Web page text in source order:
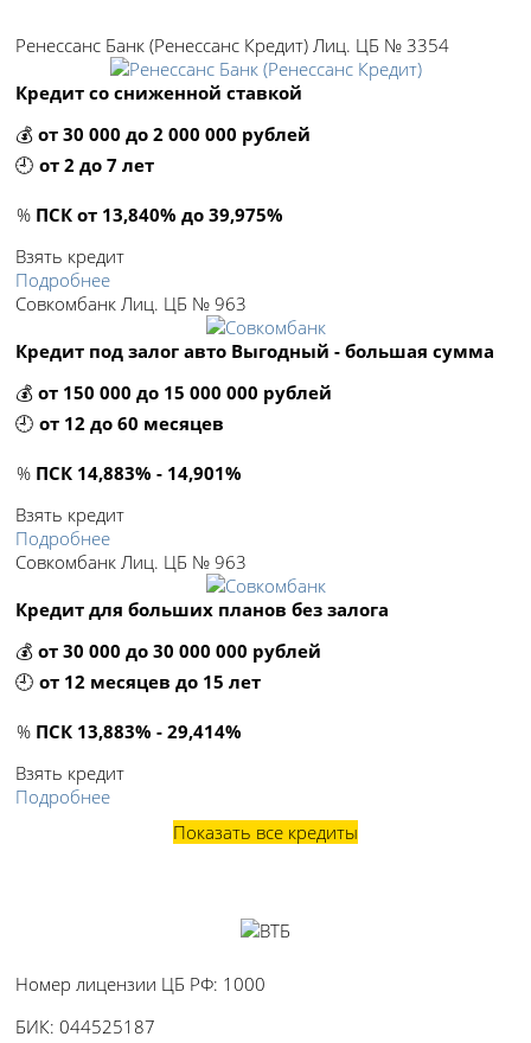
Ренессанс Банк (Ренессанс Кредит) Лиц. ЦБ № 3354
Кредит со сниженной ставкой
💰от 30 000 до 2 000 000 рублей
🕘от 2 до 7 лет
% ПСК от 13,840% до 39,975%
Взять кредит
Подробнее
Совкомбанк Лиц. ЦБ № 963
Кредит под залог авто Выгодный - большая сумма
💰от 150 000 до 15 000 000 рублей
🕘от 12 до 60 месяцев
% ПСК 14,883% - 14,901%
Взять кредит
Подробнее
Совкомбанк Лиц. ЦБ № 963
Кредит для больших планов без залога
💰от 30 000 до 30 000 000 рублей
🕘от 12 месяцев до 15 лет
% ПСК 13,883% - 29,414%
Взять кредит
Подробнее
Показать все кредиты
Номер лицензии ЦБ РФ: 1000
БИК:044525187